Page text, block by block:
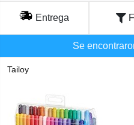
Entrega
Se
Tailoy